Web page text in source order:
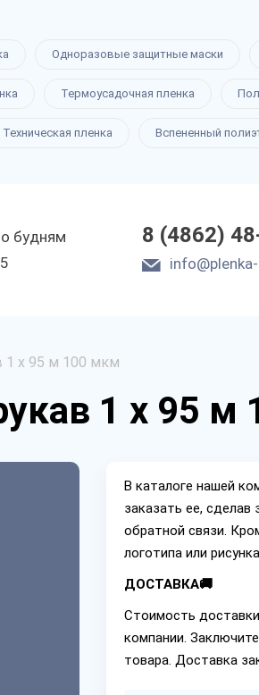
Одноразовые защитные маски
Термоусадочная пленка
Техническая пленка Вспененный
будням
8 (4862)
1 х 95 м 100 мкм
1 х 95 м
В каталоге нашей
заказать ее,
обратной связи.
логотипа или рисунка.
ДОСТАВКА🚚
Стоимость
компании.
товара. Доставка